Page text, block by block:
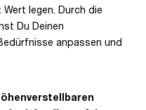
legen. Durch die
Du Deinen
anpassen und